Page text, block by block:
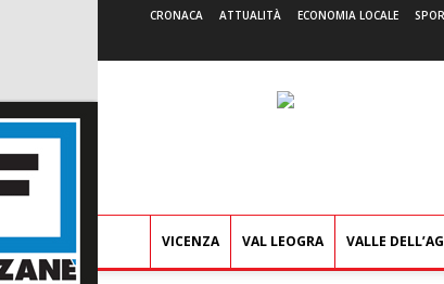
CRONACA ATTUALITÀ ECONOMIA LOCALE
VICENZA VAL LEOGRA VALLE